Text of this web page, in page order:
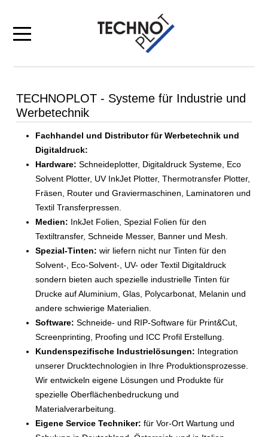
Mobile Menu Toggle
TECHNOPLOT - Systeme für Industrie und
Werbetechnik
Fachhandel und Distributor für Werbetechnik und
Digitaldruck:
Hardware: Schneideplotter, Digitaldruck Systeme, Eco
Solvent Plotter, UV InkJet Plotter, Thermotransfer Plotter,
Fräsen, Router und Graviermaschinen, Laminatoren und
Textil Transferpressen.
Medien: InkJet Folien, Spezial Folien für den
Textiltransfer, Schneide Messer, Banner und Mesh.
Spezial-Tinten: wir liefern nicht nur Tinten für den
Solvent-, Eco-Solvent-, UV- oder Textil Digitaldruck
sondern bieten auch spezielle industrielle Tinten für
Drucke auf Aluminium, Glas, Polycarbonat, Melanin und
andere schwierige Materialien.
Software: Schneide- und RIP-Software für Print&Cut,
Screenprinting, Proofing und ICC Profil Erstellung.
Kundenspezifische Industrielösungen: Integration
unserer Drucktechnologien in Ihre Produktionsprozesse.
Wir entwickeln eigene Lösungen und Produkte für
spezielle Oberflächenbedruckung und
Materialverarbeitung.
Eigene Service Techniker: für Vor-Ort Wartung und